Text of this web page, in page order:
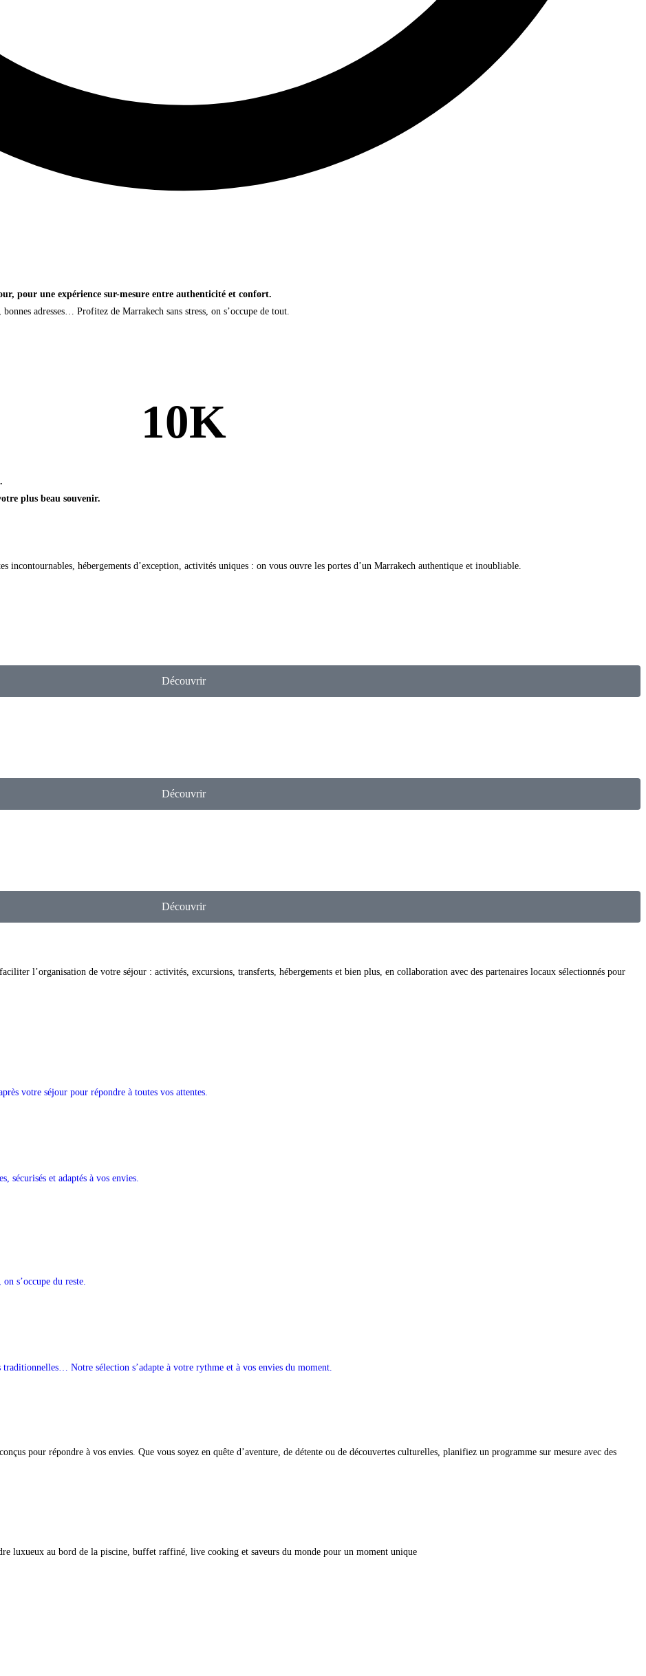
pour une expérience sur-mesure entre authenticité et confort.
adresses… Profitez de Marrakech sans stress, on s’occupe de tout.
10K
plus beau souvenir.
incontournables, hébergements d’exception, activités uniques : on vous ouvre les portes d’un Marrakech authentique et inoubliable.
Découvrir
Découvrir
Découvrir
l’organisation de votre séjour : activités, excursions, transferts, hébergements et bien plus, en collaboration avec des partenaires locaux sélectionnés pour
votre séjour pour répondre à toutes vos attentes.
sécurisés et adaptés à vos envies.
s’occupe du reste.
Notre sélection s’adapte à votre rythme et à vos envies du moment.
pour répondre à vos envies. Que vous soyez en quête d’aventure, de détente ou de découvertes culturelles, planifiez un programme sur mesure avec des
luxueux au bord de la piscine, buffet raffiné, live cooking et saveurs du monde pour un moment unique